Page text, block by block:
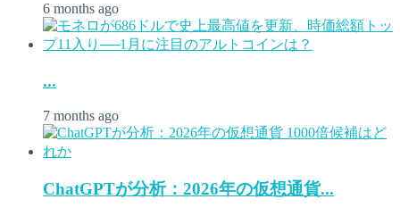
6 months ago
...
7 months ago
ChatGPTが分析：2026年の仮想通貨...